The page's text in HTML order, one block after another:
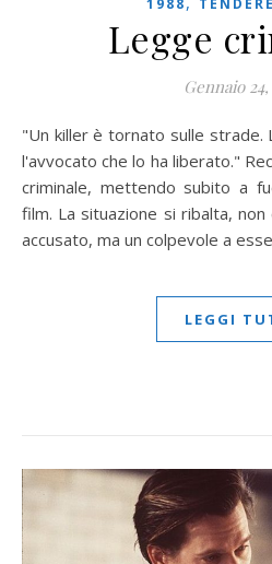
1988
Legge
Gennaio
"Un killer è tornato sulle strade. L'unico che può fermarlo è
l'avvocato che lo ha liberato."
criminale, mettendo subito a
film. La situazione si ribalta,
accusato, ma un colpevole a
LEGGI